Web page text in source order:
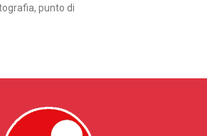
punto di